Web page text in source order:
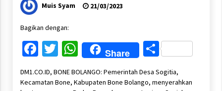
Muis Syam 21/03/2023
Bagikan dengan:
Facebook
Twitter
WhatsApp
Share Share
DM1.CO.ID, BONE BOLANGO: Pemerintah Desa Sogitia,
Kecamatan Bone, Kabupaten Bone Bolango, menyerahkan